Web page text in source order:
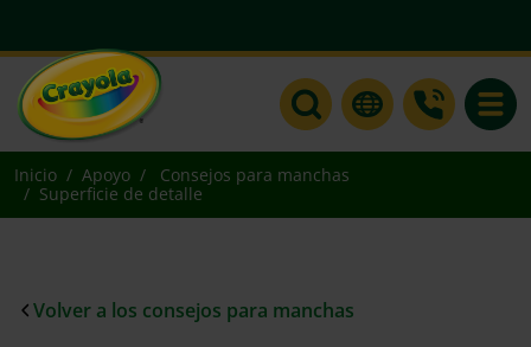
Inicio Apoyo
Consejos para manchas
Superficie de detalle
Volver a los consejos para manchas